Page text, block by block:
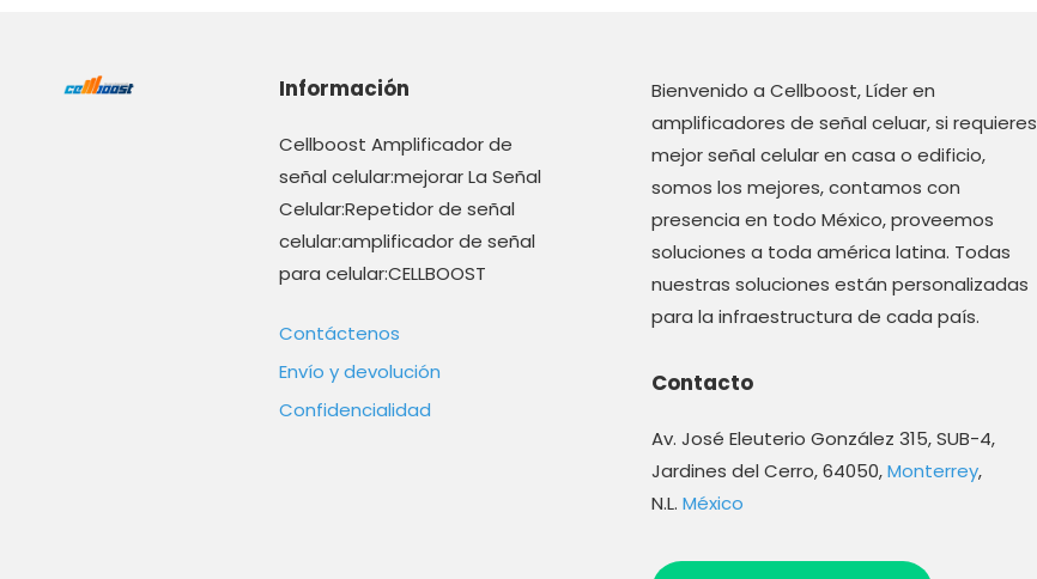
Información
Cellboost Amplificador de
señal celular:mejorar La Señal
Celular:Repetidor de señal
celular:amplificador de señal
para celular:CELLBOOST
Contáctenos
Envío y devolución
Confidencialidad
Bienvenido a Cellboost, Líder en
amplificadores de señal celuar, si requieres
mejor señal celular en casa o edificio,
somos los mejores, contamos con
presencia en todo México, proveemos
soluciones a toda américa latina. Todas
nuestras soluciones están personalizadas
para la infraestructura de cada país.
Contacto
Av. José Eleuterio González 315, SUB-4,
Jardines del Cerro, 64050,Monterrey,
N.L. México